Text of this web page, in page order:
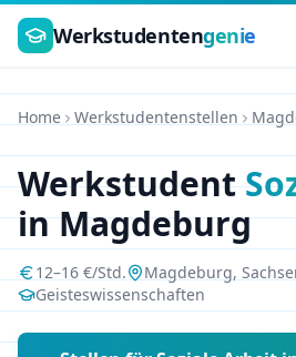
Zum Hauptinhalt springen
Werkstudentengenie
Home Werkstudentenstellen
Werkstudent
inMagdeburg
12–16 €/Std. Magdeburg,
Geisteswissenschaften